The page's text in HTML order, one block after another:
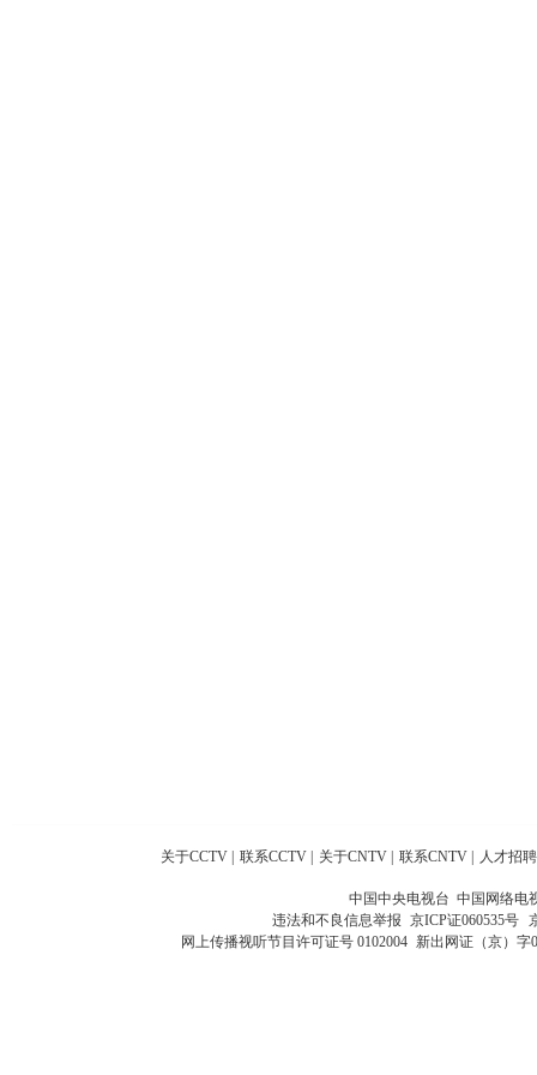
关于CCTV 联系CCTV 关于CNTV 联系CNTV 人才招聘
中国中央电视台 中国网络电
违法和不良信息举报 京ICP证060535号
网上传播视听节目许可证号 0102004 新出网证（京）